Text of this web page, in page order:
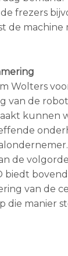
frezers
de
Wolters
van de
kunnen
de
biedt
van de
die manier